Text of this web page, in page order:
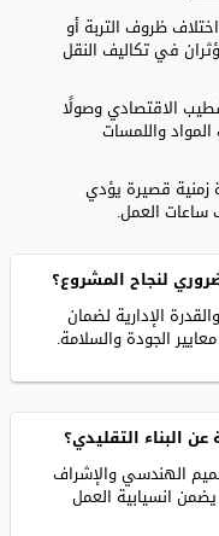
ظروف التربة أو
في تكاليف النقل
الاقتصادي وصولًا
واللمسات
زمنية قصيرة يؤدي
ساعات العمل.
لنجاح المشروع؟
الإدارية لضمان
الجودة والسلامة.
البناء التقليدي؟
الهندسي والإشراف
انسيابية العمل